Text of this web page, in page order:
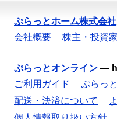
ぷらっとホーム株式会社
会社概要
株主・投資
ぷらっとオンライン —
ご利用ガイド
ぷらっ
配送・決済について